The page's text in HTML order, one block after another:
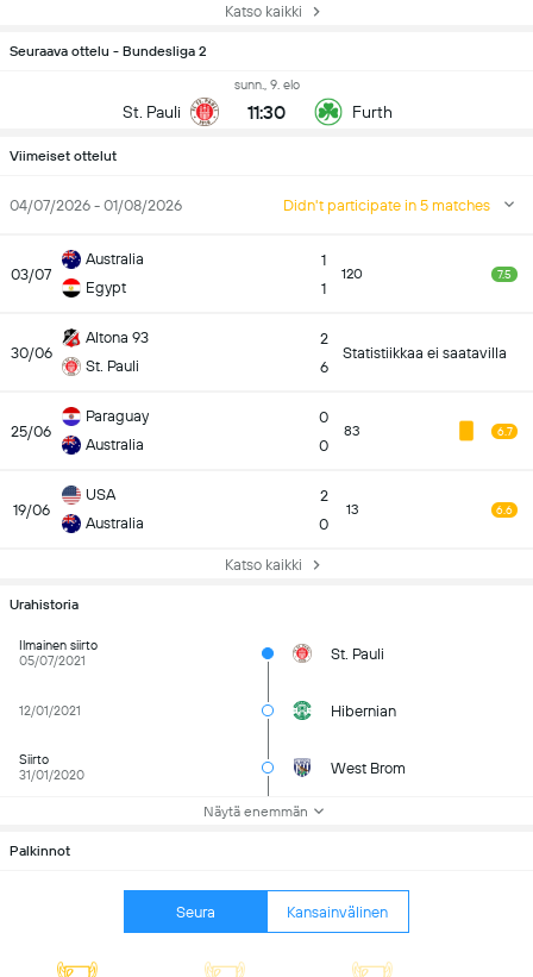
Katso kaikki
Seuraava ottelu - Bundesliga 2
St. Pauli
sunn., 9. elo
11:30 Furth
Viimeiset ottelut
04/07/2026 - 01/08/2026 Didn't participate in 5 matches
03/07
Australia
Egypt
1
1
120 7.5
30/06
Altona 93
St. Pauli
2
6
Statistiikkaa ei saatavilla
25/06
Paraguay
Australia
0
0
83 6.7
19/06
USA
Australia
2
0
13 6.6
Katso kaikki
Urahistoria
Ilmainen siirto
05/07/2021
St. Pauli
12/01/2021 Hibernian
Siirto
31/01/2020
West Brom
Näytä enemmän
Palkinnot
Seura Kansainvälinen